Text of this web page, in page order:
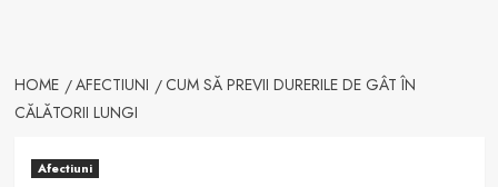
HOME AFECTIUNI
CUM SĂ PREVII DURERILE DE GÂT ÎN
CĂLĂTORII LUNGI
Afectiuni